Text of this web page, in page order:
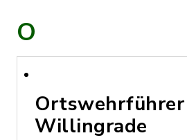
O
Ortswehrführer
Willingrade